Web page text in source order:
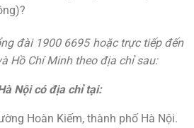
đài 1900 6695 hoặc trực tiếp đến
Hồ Chí Minh theo địa chỉ sau:
Nội có địa chỉ tại:
Hoàn Kiếm, thành phố Hà Nội.